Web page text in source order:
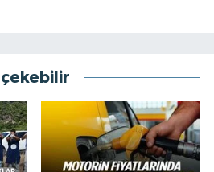
çekebilir